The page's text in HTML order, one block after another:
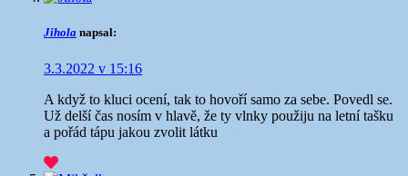
Jihola napsal:
3.3.2022 v 15:16
A když to kluci ocení, tak to hovoří samo za sebe. Povedl se.
Už delší čas nosím v hlavě, že ty vlnky použiju na letní tašku
a pořád tápu jakou zvolit látku